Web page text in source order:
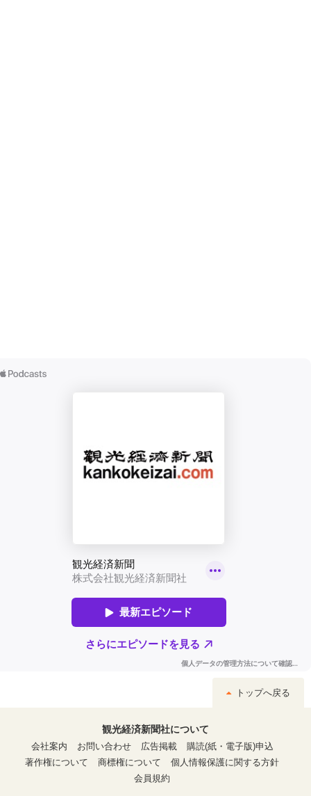
トップへ戻る
観光経済新聞社について
会社案内
お問い合わせ 広告掲載
購読(紙・電子版)申込
著作権について
商標権について
個人情報保護に関する方針
会員規約